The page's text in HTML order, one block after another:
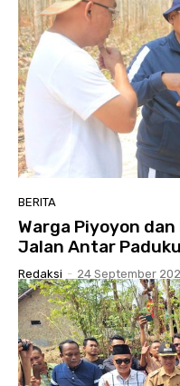
BERITA
Warga Piyoyon
Jalan Antar
Redaksi - 24 September